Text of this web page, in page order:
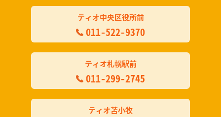
ティオ中央区役所前
011-522-9370
ティオ札幌駅前
011-299-2745
ティオ苫小牧